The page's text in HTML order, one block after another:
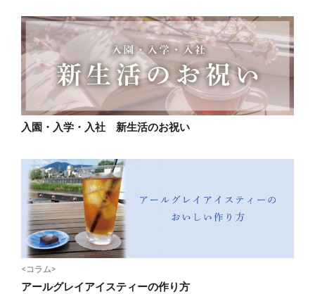
入園・入学・入社 新生活のお祝い
<コラム>
アールグレイアイスティーの作り方